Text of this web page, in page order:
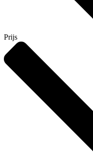
Prijs